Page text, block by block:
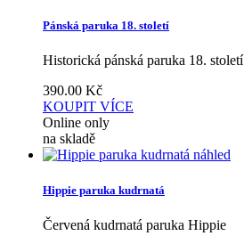
Pánská paruka 18. století
Historická pánská paruka 18. století
390.00 Kč
KOUPIT VÍCE
Online only
na skladě
náhled
Hippie paruka kudrnatá
Červená kudrnatá paruka Hippie